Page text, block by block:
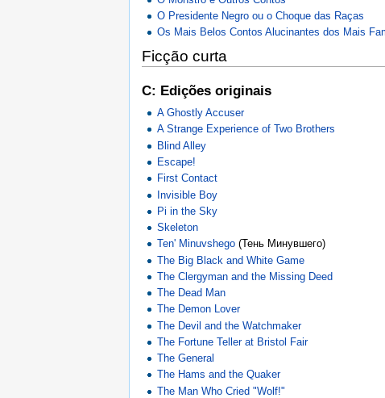
O Presidente Negro ou o Choque das Raças
Os Mais Belos Contos Alucinantes dos Mais
Ficção curta
C: Edições originais
A Ghostly Accuser
A Strange Experience of Two Brothers
Blind Alley
Escape!
First Contact
Invisible Boy
Pi in the Sky
Skeleton
Ten' Minuvshego (Тень Минувшего)
The Big Black and White Game
The Clergyman and the Missing Deed
The Dead Man
The Demon Lover
The Devil and the Watchmaker
The Fortune Teller at Bristol Fair
The General
The Hams and the Quaker
The Man Who Cried "Wolf!"